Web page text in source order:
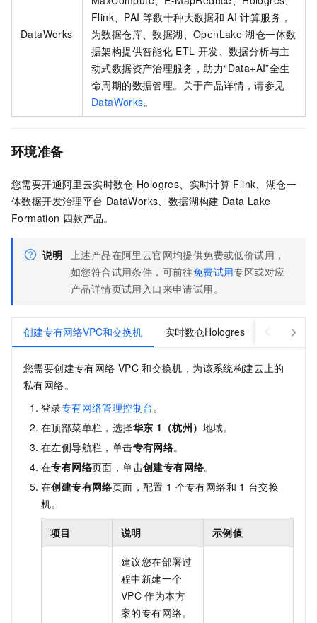
DataWorks
Flink、PAI 等数十种大数据和 AI 计算服务，
为数据仓库、数据湖、OpenLake 湖仓一体数
据架构提供智能化 ETL 开发、数据分析与主
动式数据资产治理服务，助力“Data+AI”全生
命周期的数据管理。关于产品详情，请参见
DataWorks。
环境准备
您需要开通阿里云实时数仓 Hologres、实时计算 Flink、湖仓一
体数据开发治理平台 DataWorks、数据湖构建 Data Lake
Formation 四款产品。
说明 上述产品在阿里云官网均提供免费或低价试用，
如您符合试用条件，可前往免费试用专区或对应
产品详情页试用入口来申请试用。
创建专有网络VPC和交换机 实时数仓Hologres 实时计算
您需要创建专有网络 VPC 和交换机，为该系统构建云上的
私有网络。
登录专有网络管理控制台。
在顶部菜单栏，选择华东 1（杭州） 地域。
在左侧导航栏，单击专有网络。
在专有网络页面，单击创建专有网络。
在创建专有网络页面，配置 1 个专有网络和 1 台交换
机。
项目 说明 示例值
建议您在部署过
程中新建一个
VPC 作为本方
案的专有网络。